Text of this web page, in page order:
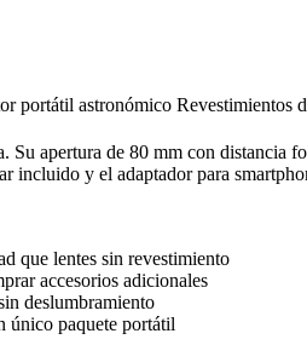
astronómico Revestimientos
apertura de 80 mm con
y el adaptador para
que lentes sin revestimiento
accesorios adicionales
deslumbramiento
único paquete portátil